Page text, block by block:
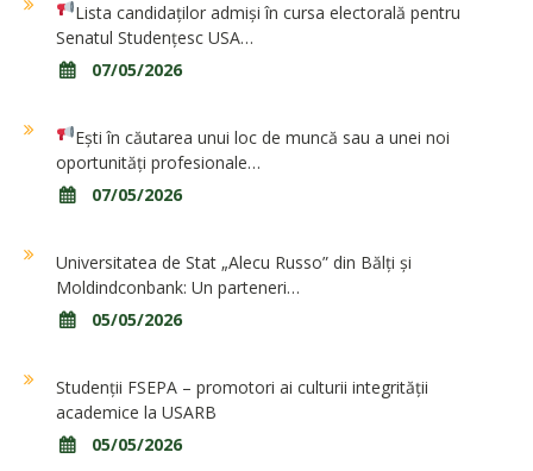
Lista candidaților admiși în cursa electorală pentru
Senatul Studențesc USA…
07/05/2026
Ești în căutarea unui loc de muncă sau a unei noi
oportunități profesionale…
07/05/2026
Universitatea de Stat „Alecu Russo” din Bălți și
Moldindconbank: Un parteneri…
05/05/2026
Studenții FSEPA – promotori ai culturii integrității
academice la USARB
05/05/2026